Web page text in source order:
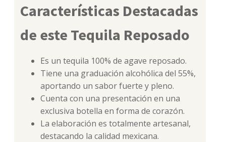
Características Destacadas
de este Tequila Reposado
Es un tequila 100% de agave reposado.
Tiene una graduación alcohólica del 55%,
aportando un sabor fuerte y pleno.
Cuenta con una presentación en una
exclusiva botella en forma de corazón.
La elaboración es totalmente artesanal,
destacando la calidad mexicana.